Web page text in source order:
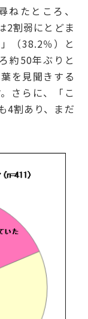
ねたところ、
2割弱にとどま
（38.2％）と
約50年ぶりと
を見聞きする
さらに、「こ
4割あり、まだ